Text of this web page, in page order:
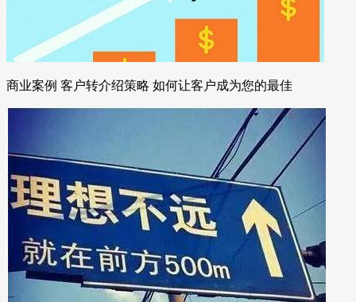
商业案例 客户转介绍策略 如何让客户成为您的最佳